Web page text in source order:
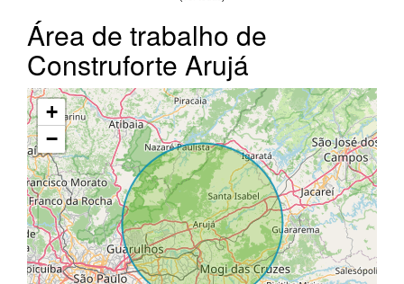
Área de trabalho de
Construforte Arujá
+
−